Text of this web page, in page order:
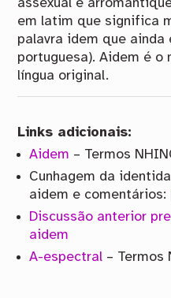
em latim que significa
palavra idem que ainda
portuguesa). Aidem é o
língua original.
Links adicionais:
Aidem – Termos
Cunhagem da
aidem e comentários:
Discussão anterior
aidem
A-espectral – Termos